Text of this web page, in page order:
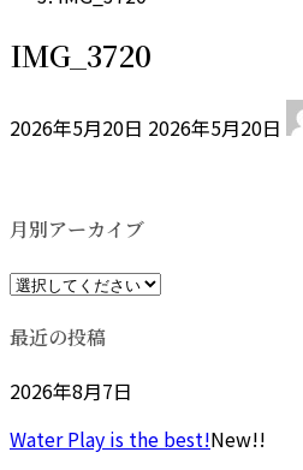
IMG_3720
2026年5月20日 終
:
2026年5月20日
月別アーカイブ
最近の投稿
2026年8月7日
Water Play is the best!New!!